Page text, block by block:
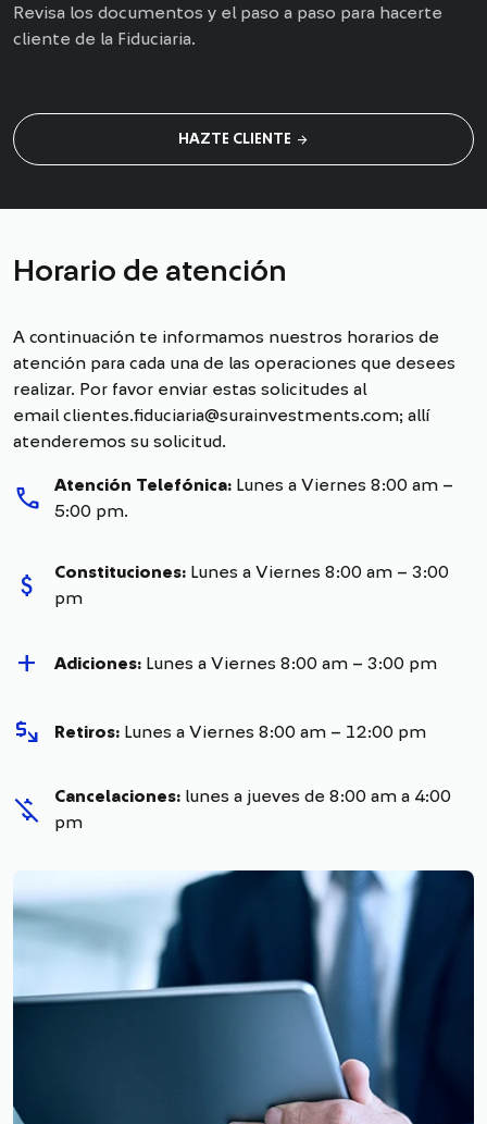
Revisa los documentos y el paso a paso para hacerte
cliente de la Fiduciaria.
HAZTE CLIENTE arrow_forward
Horario de atención
A continuación te informamos nuestros horarios de
atención para cada una de las operaciones que desees
realizar. Por favor enviar estas solicitudes al
email clientes.fiduciaria@surainvestments.com; allí
atenderemos su solicitud.
call Atención Telefónica: Lunes a Viernes 8:00 am –
5:00 pm.
attach_money Constituciones: Lunes a Viernes 8:00 am – 3:00
pm
add Adiciones: Lunes a Viernes 8:00 am – 3:00 pm
mintmark Retiros: Lunes a Viernes 8:00 am – 12:00 pm
money_off Cancelaciones: lunes a jueves de 8:00 am a 4:00
pm